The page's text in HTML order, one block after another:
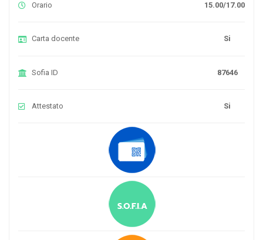
Orario 15.00/17.00
Carta docente Si
Sofia ID 87646
Attestato Si